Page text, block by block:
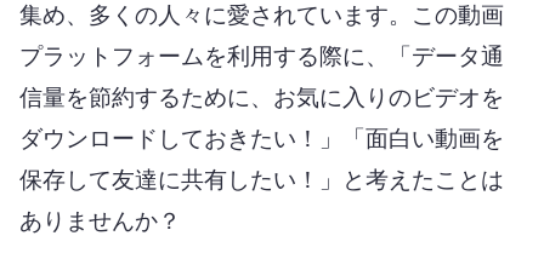
集め、多くの人々に愛されています。この動画
プラットフォームを利用する際に、「データ通
信量を節約するために、お気に入りのビデオを
ダウンロードしておきたい！」「面白い動画を
保存して友達に共有したい！」と考えたことは
ありませんか？